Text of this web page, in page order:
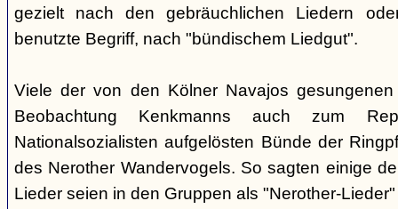
gezielt nach den gebräuchlichen Liedern
benutzte Begriff, nach "bündischem Liedgut".
Viele der von den Kölner Navajos
Beobachtung Kenkmanns auch zum
Nationalsozialisten aufgelösten Bünde der
des Nerother Wandervogels. So sagten einige
Lieder seien in den Gruppen als "Nerother-